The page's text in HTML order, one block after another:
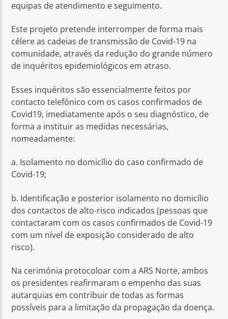
equipas de atendimento e seguimento.
Este projeto pretende interromper de forma mais
célere as cadeias de transmissão de Covid-19 na
comunidade, através da redução do grande número
de inquéritos epidemiológicos em atraso.
Esses inquéritos são essencialmente feitos por
contacto telefónico com os casos confirmados de
Covid19, imediatamente após o seu diagnóstico, de
forma a instituir as medidas necessárias,
nomeadamente:
a. Isolamento no domicílio do caso confirmado de
Covid-19;
b. Identificação e posterior isolamento no domicílio
dos contactos de alto-risco indicados (pessoas que
contactaram com os casos confirmados de Covid-19
com um nível de exposição considerado de alto
risco).
Na cerimónia protocoloar com a ARS Norte, ambos
os presidentes reafirmaram o empenho das suas
autarquias em contribuir de todas as formas
possíveis para a limitação da propagação da doença.